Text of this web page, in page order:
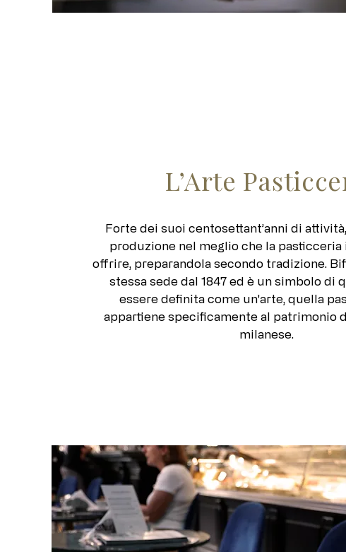
L’Arte
Forte dei suoi centosettant’anni di
produzione nel meglio che la pasticceria
offrire, preparandola secondo tradizione.
stessa sede dal 1847 ed è un simbolo di
essere definita come un'arte, quella
appartiene specificamente al patrimonio
milanese.